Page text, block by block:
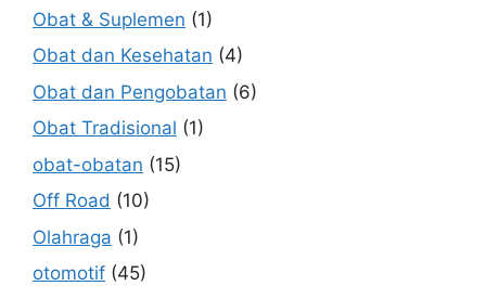
Obat & Suplemen (1)
Obat dan Kesehatan (4)
Obat dan Pengobatan (6)
Obat Tradisional (1)
obat-obatan (15)
Off Road (10)
Olahraga (1)
otomotif (45)